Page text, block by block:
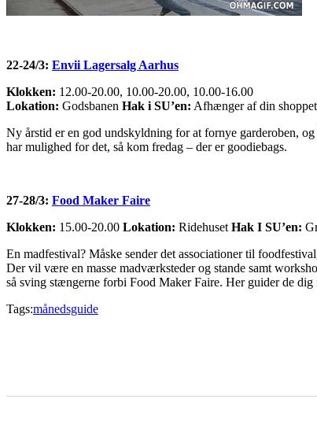
22-24/3: Envii Lagersalg Aarhus
Klokken: 12.00-20.00, 10.00-20.00, 10.00-16.00
Lokation: Godsbanen Hak i SU’en: Afhænger af din
Ny årstid er en god undskyldning for at fornye garderoben,
har mulighed for det, så kom fredag – der er goodiebags.
27-28/3: Food Maker Faire
Klokken: 15.00-20.00 Lokation: Ridehuset Hak I SU’en:
En madfestival? Måske sender det associationer til
Der vil være en masse madværksteder og stande samt
så sving stængerne forbi Food Maker Faire. Her guider de
Tags:månedsguide